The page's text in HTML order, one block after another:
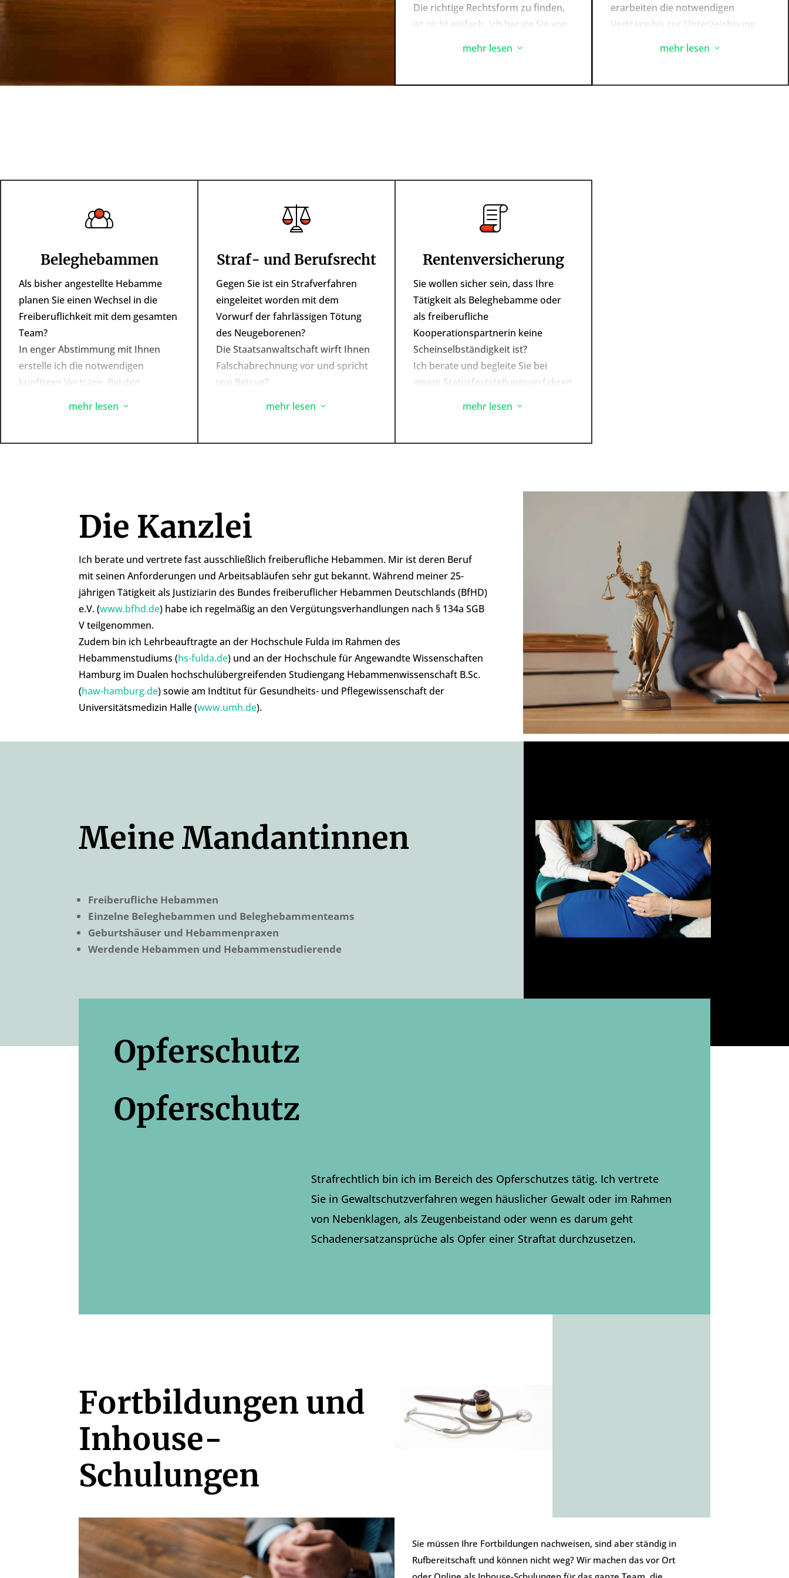
Die richtige Rechtsform zu finden,
ist nicht einfach. Ich berate Sie von
Fragen, die sich im Rahmen Ihrer
mehr lesen 3
erarbeiten die notwendigen
Verträge bis zur Unterzeichnung
Auch danach bin ich Ihre
mehr lesen 3
Beleghebammen
Als bisher angestellte Hebamme
planen Sie einen Wechsel in die
Freiberuflichkeit mit dem gesamten
Team?
In enger Abstimmung mit Ihnen
erstelle ich die notwendigen
künftigen Verträge. Bei den
gesamten Projektes durchgehend
worauf Sie vor Unterzeichnung
mehr lesen 3
Straf- und Berufsrecht
Gegen Sie ist ein Strafverfahren
eingeleitet worden mit dem
Vorwurf der fahrlässigen Tötung
des Neugeborenen?
Die Staatsanwaltschaft wirft Ihnen
Falschabrechnung vor und spricht
von Betrug?
berufliche Existenz steht auf dem
beraten kann.
mehr lesen 3
Rentenversicherung
Sie wollen sicher sein, dass Ihre
Tätigkeit als Beleghebamme oder
als freiberufliche
Kooperationspartnerin keine
Scheinselbständigkeit ist?
Ich berate und begleite Sie bei
einem Statusfeststellungsverfahren
Versicherungsstatus klären lassen?
mehr lesen 3
Die Kanzlei
Ich berate und vertrete fast ausschließlich freiberufliche Hebammen. Mir ist deren Beruf
mit seinen Anforderungen und Arbeitsabläufen sehr gut bekannt. Während meiner 25-
jährigen Tätigkeit als Justiziarin des Bundes freiberuflicher Hebammen Deutschlands (BfHD)
e.V. (www.bfhd.de) habe ich regelmäßig an den Vergütungsverhandlungen nach § 134a SGB
V teilgenommen.
Zudem bin ich Lehrbeauftragte an der Hochschule Fulda im Rahmen des
Hebammenstudiums (hs-fulda.de) und an der Hochschule für Angewandte Wissenschaften
Hamburg im Dualen hochschulübergreifenden Studiengang Hebammenwissenschaft B.Sc.
(haw-hamburg.de) sowie am Indtitut für Gesundheits- und Pflegewissenschaft der
Universitätsmedizin Halle (www.umh.de).
Meine Mandantinnen
Freiberufliche Hebammen
Einzelne Beleghebammen und Beleghebammenteams
Geburtshäuser und Hebammenpraxen
Werdende Hebammen und Hebammenstudierende
Opferschutz
Opferschutz
Strafrechtlich bin ich im Bereich des Opferschutzes tätig. Ich vertrete
Sie in Gewaltschutzverfahren wegen häuslicher Gewalt oder im Rahmen
von Nebenklagen, als Zeugenbeistand oder wenn es darum geht
Schadenersatzansprüche als Opfer einer Straftat durchzusetzen.
Fortbildungen und
Inhouse-
Schulungen
Sie müssen Ihre Fortbildungen nachweisen, sind aber ständig in
Rufbereitschaft und können nicht weg? Wir machen das vor Ort